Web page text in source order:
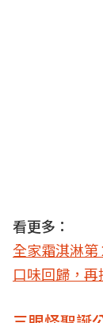
看更多：
全家霜淇淋
口味回歸，